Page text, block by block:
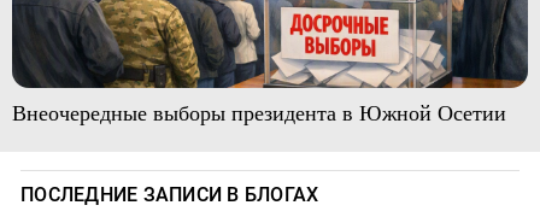
Внеочередные выборы президента в Южной Осетии
ПОСЛЕДНИЕ ЗАПИСИ В БЛОГАХ